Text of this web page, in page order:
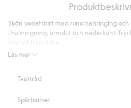
11
betyg
Läs mer
Skön sweatshirt med rund halsringing
i halsringning, ärmslut och nederkant.
Långa ärmar
Tvättråd
Spårbarhet